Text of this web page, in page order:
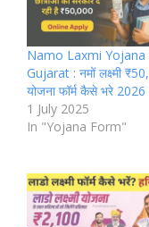
Namo Laxmi Yojana
Gujarat : नमों लक्ष्मी
योजना फॉर्म कैसे भरे 2026
1 July 2025
In "Yojana Form"